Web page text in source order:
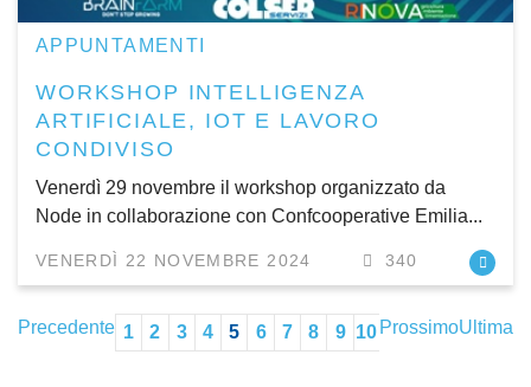
APPUNTAMENTI
WORKSHOP INTELLIGENZA
ARTIFICIALE, IOT E LAVORO
CONDIVISO
Venerdì 29 novembre il workshop organizzato da
Node in collaborazione con Confcooperative Emilia...
VENERDÌ 22 NOVEMBRE 2024 340
Precedente 1 2 3 4 5 6 7 8 9 10 ProssimoUltima